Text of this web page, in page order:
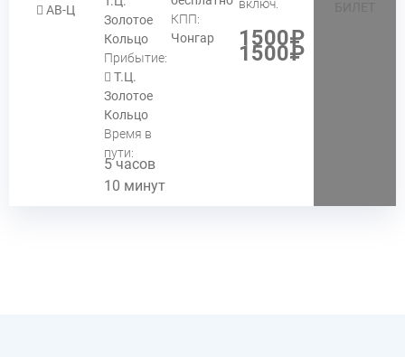
АВ-Ц
Золотое
Кольцо
Прибытие:
Т.Ц.
Золотое
Кольцо
Время в
пути:
5 часов
10 минут
КПП:
Чонгар
включ.
1500₽
1500₽